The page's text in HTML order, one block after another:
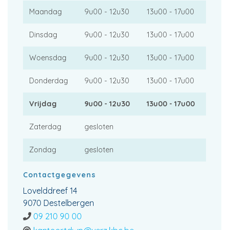
Maandag 9u00 - 12u30 13u00 - 17u00
Dinsdag 9u00 - 12u30 13u00 - 17u00
Woensdag 9u00 - 12u30 13u00 - 17u00
Donderdag 9u00 - 12u30 13u00 - 17u00
Vrijdag 9u00 - 12u30 13u00 - 17u00
Zaterdag gesloten
Zondag gesloten
Contactgegevens
Lovelddreef 14
9070 Destelbergen
09 210 90 00